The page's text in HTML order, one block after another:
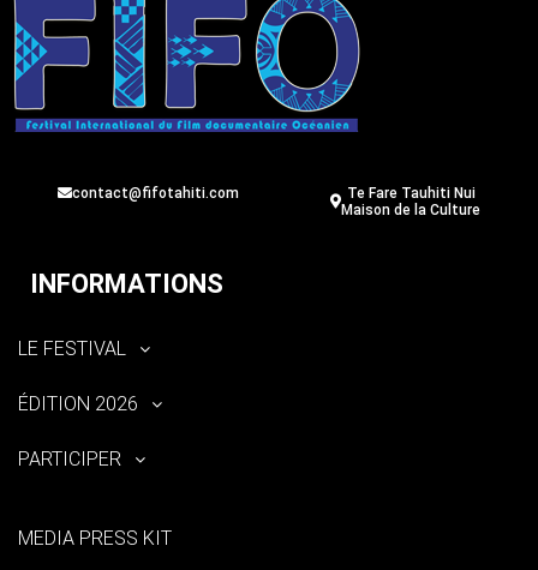
contact@fifotahiti.com
Te Fare Tauhiti Nui
Maison de la Culture
INFORMATIONS
LE FESTIVAL
ÉDITION 2026
PARTICIPER
MEDIA PRESS KIT